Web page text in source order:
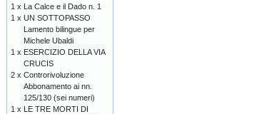
1 x La Calce e il Dado n. 1
1 x UN SOTTOPASSO
Lamento bilingue per
Michele Ubaldi
1 x ESERCIZIO DELLA VIA
CRUCIS
2 x Controrivoluzione
Abbonamento ai nn.
125/130 (sei numeri)
1 x LE TRE MORTI DI